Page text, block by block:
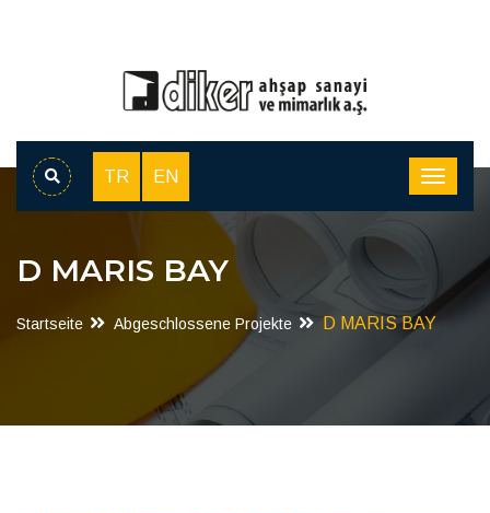
TR EN
D MARIS BAY
Startseite Abgeschlossene Projekte D MARIS BAY